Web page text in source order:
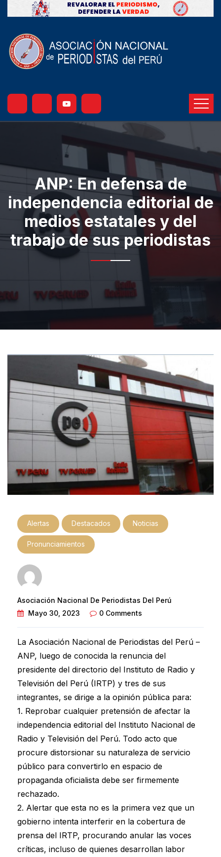
ANP: En defensa de
independencia editorial de
medios estatales y del
trabajo de sus periodistas
Alertas Destacados Noticias
Pronunciamientos
Asociación Nacional De Periodistas Del Perú
Mayo 30, 2023
0 Comments
La Asociación Nacional de Periodistas del Perú –
ANP, luego de conocida la renuncia del
presidente del directorio del Instituto de Radio y
Televisión del Perú (IRTP) y tres de sus
integrantes, se dirige a la opinión pública para:
1. Reprobar cualquier pretensión de afectar la
independencia editorial del Instituto Nacional de
Radio y Televisión del Perú. Todo acto que
procure distorsionar su naturaleza de servicio
público para convertirlo en espacio de
propaganda oficialista debe ser firmemente
rechazado.
2. Alertar que esta no es la primera vez que un
gobierno intenta interferir en la cobertura de
prensa del IRTP, procurando anular las voces
críticas, incluso de quienes desarrollan labor